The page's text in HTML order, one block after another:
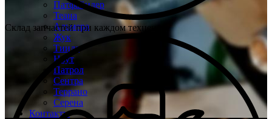
Патфайндер
Теана
Альмера
Жук
Тиида
Ноут
Патрол
Сентра
Террано
Серена
Контакты
Склад запчастей при каждом техцентре